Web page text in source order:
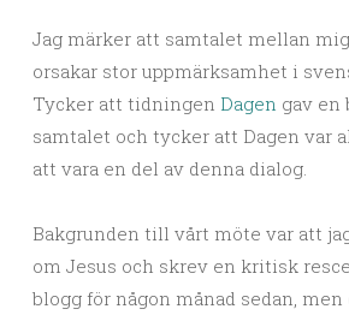
Jag märker att samtalet mellan
orsakar stor uppmärksamhet i
Tycker att tidningen Dagen gav en
samtalet och tycker att Dagen var
att vara en del av denna dialog.
Bakgrunden till vårt möte var att
om Jesus och skrev en kritisk
blogg för någon månad sedan, men